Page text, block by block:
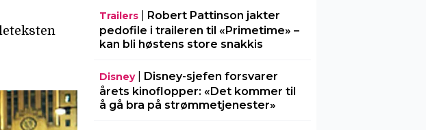
Trailers| Robert Pattinson jakter
pedofile i traileren til «Primetime» –
kan bli høstens store snakkis
Disney| Disney-sjefen forsvarer
årets kinoflopper: «Det kommer til
å gå bra på strømmetjenester»